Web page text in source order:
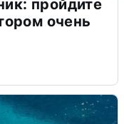
пройдите
очень